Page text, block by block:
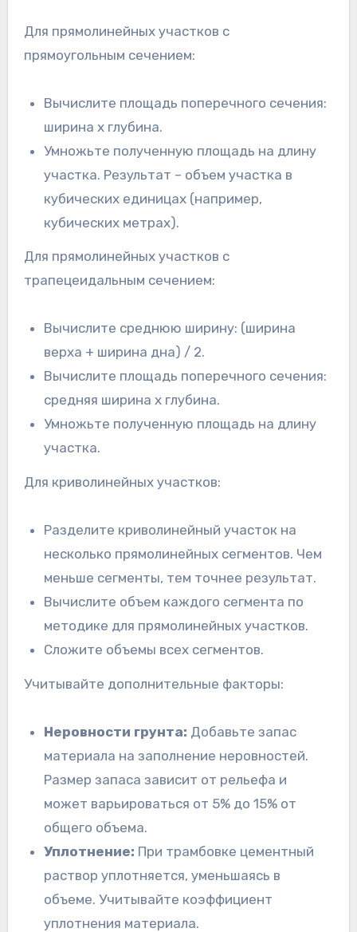
Для прямолинейных участков с
прямоугольным сечением:
Вычислите площадь поперечного сечения:
ширина x глубина.
Умножьте полученную площадь на длину
участка. Результат – объем участка в
кубических единицах (например,
кубических метрах).
Для прямолинейных участков с
трапецеидальным сечением:
Вычислите среднюю ширину: (ширина
верха + ширина дна) / 2.
Вычислите площадь поперечного сечения:
средняя ширина x глубина.
Умножьте полученную площадь на длину
участка.
Для криволинейных участков:
Разделите криволинейный участок на
несколько прямолинейных сегментов. Чем
меньше сегменты, тем точнее результат.
Вычислите объем каждого сегмента по
методике для прямолинейных участков.
Сложите объемы всех сегментов.
Учитывайте дополнительные факторы:
Неровности грунта: Добавьте запас
материала на заполнение неровностей.
Размер запаса зависит от рельефа и
может варьироваться от 5% до 15% от
общего объема.
Уплотнение: При трамбовке цементный
раствор уплотняется, уменьшаясь в
объеме. Учитывайте коэффициент
уплотнения материала.